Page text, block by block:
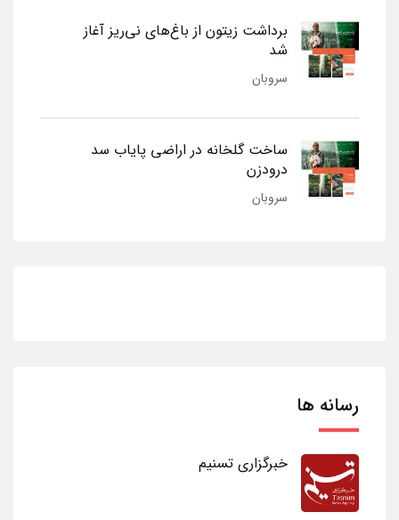
برداشت زیتون از باغ‌های نی‌ریز آغاز
شد
سروبان
ساخت گلخانه در اراضی پایاب سد
درودزن
سروبان
رسانه ها
خبرگزاری تسنیم